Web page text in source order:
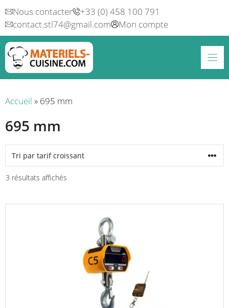
Aller
au
contenu
Nous contacter
+33 (0) 458 100 791
contact.stl74@gmail.com
Mon compte
Accueil » 695 mm
695 mm
3 résultats affichés